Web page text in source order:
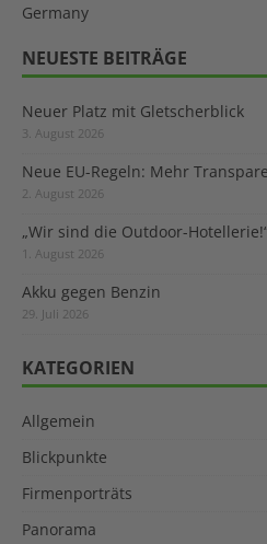
Germany
NEUESTE BEITRÄGE
Neuer Platz mit Gletscherblick
3. August 2026
Neue EU-Regeln: Mehr
2. August 2026
„Wir sind die Outdoor-
1. August 2026
Akku gegen Benzin
29. Juli 2026
KATEGORIEN
Allgemein
Blickpunkte
Firmenporträts
Panorama